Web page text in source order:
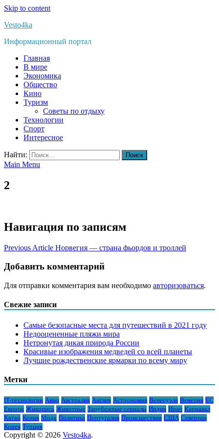
Skip to content
Vesto4ka
Информационный портал
Главная
В мире
Экономика
Общество
Кино
Туризм
Советы по отдыху
Технологии
Спорт
Интересное
Найти:
Main Menu
2
Навигация по записям
Previous Article Норвегия — страна фьордов и троллей
Добавить комментарий
Для отправки комментария вам необходимо авторизоваться.
Свежие записи
Самые безопасные места для путешествий в 2021 году
Недооцененные пляжи мира
Нетронутая дикая природа России
Красивые изображения медведей со всей планеты
Лучшие рождественские ярмарки по всему миру
Метки
IT-технологии Авио Австралия Англия Астрономия Венесуэла Венеция ЕС
Европа Живопись Животные Зарубежные сериалы Индия Иран Карнавал
Катар Кения Мода Политика Португалия Происшествия США Северная
Корея Турция
Copyright © 2026 Vesto4ka.